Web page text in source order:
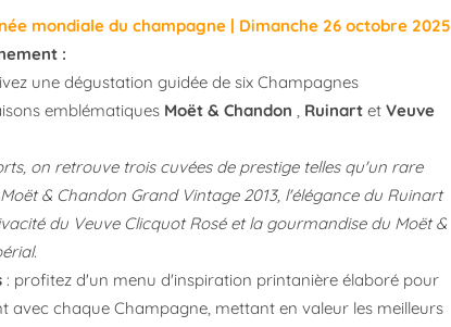
mondiale du champagne | Dimanche 26 octobre 2025
:
une dégustation guidée de six Champagnes
emblématiques Moët & Chandon , Ruinart et Veuve
on retrouve trois cuvées de prestige telles qu'un rare
& Chandon Grand Vintage 2013, l'élégance du Ruinart
du Veuve Clicquot Rosé et la gourmandise du Moët &
: profitez d'un menu d'inspiration printanière élaboré pour
avec chaque Champagne, mettant en valeur les meilleurs